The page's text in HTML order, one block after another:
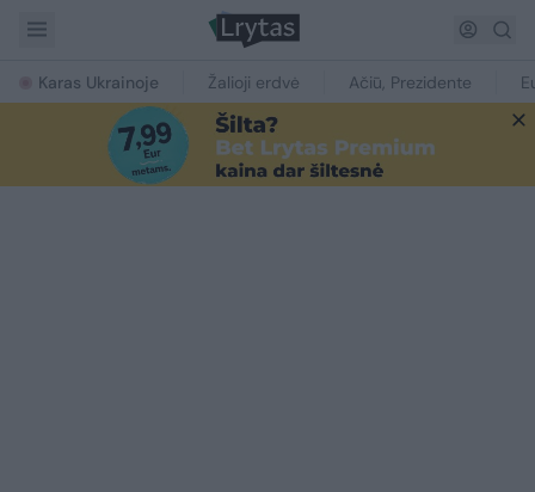
Karas Ukrainoje Žalioji erdvė Ačiū, Prezidente